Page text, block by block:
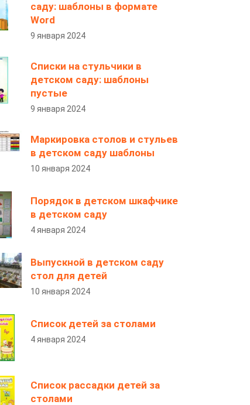
саду: шаблоны в формате
Word
9 января 2024
Списки на стульчики в
детском саду: шаблоны
пустые
9 января 2024
Маркировка столов и стульев
в детском саду шаблоны
10 января 2024
Порядок в детском шкафчике
в детском саду
4 января 2024
Выпускной в детском саду
стол для детей
10 января 2024
Список детей за столами
4 января 2024
Список рассадки детей за
столами